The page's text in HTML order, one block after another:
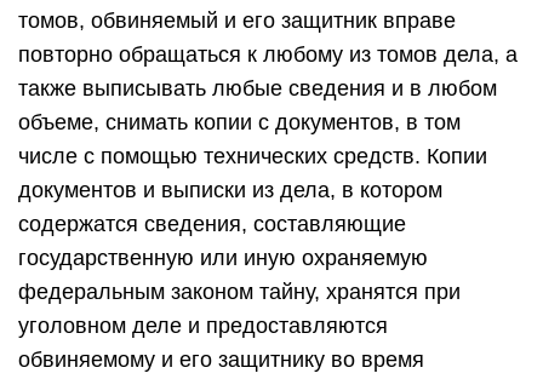
томов, обвиняемый и его защитник вправе
повторно обращаться к любому из томов дела, а
также выписывать любые сведения и в любом
объеме, снимать копии с документов, в том
числе с помощью технических средств. Копии
документов и выписки из дела, в котором
содержатся сведения, составляющие
государственную или иную охраняемую
федеральным законом тайну, хранятся при
уголовном деле и предоставляются
обвиняемому и его защитнику во время